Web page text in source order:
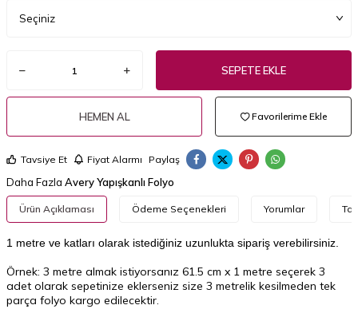
SEPETE EKLE
HEMEN AL Favorilerime Ekle
Tavsiye Et Fiyat Alarmı Paylaş
Daha Fazla Avery Yapışkanlı Folyo
Ürün Açıklaması Ödeme Seçenekleri Yorumlar
1 metre ve katları olarak istediğiniz uzunlukta sipariş verebilirsiniz.
Örnek: 3 metre almak istiyorsanız 61.5 cm x 1 metre seçerek 3
adet olarak sepetinize eklerseniz size 3 metrelik kesilmeden tek
parça folyo kargo edilecektir.